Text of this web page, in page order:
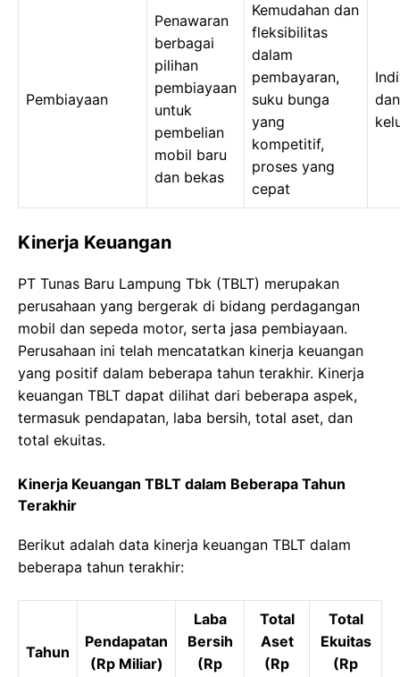
Pembiayaan
Penawaran
berbagai
pilihan
pembiayaan
untuk
pembelian
mobil baru
dan bekas
Kemudahan dan
fleksibilitas
dalam
pembayaran,
suku bunga
yang
kompetitif,
proses yang
cepat
dan
Kinerja Keuangan
PT Tunas Baru Lampung Tbk (TBLT) merupakan
perusahaan yang bergerak di bidang perdagangan
mobil dan sepeda motor, serta jasa pembiayaan.
Perusahaan ini telah mencatatkan kinerja keuangan
yang positif dalam beberapa tahun terakhir. Kinerja
keuangan TBLT dapat dilihat dari beberapa aspek,
termasuk pendapatan, laba bersih, total aset, dan
total ekuitas.
Kinerja Keuangan TBLT dalam Beberapa Tahun
Terakhir
Berikut adalah data kinerja keuangan TBLT dalam
beberapa tahun terakhir:
Tahun
Pendapatan
(Rp Miliar)
Laba
Bersih
(Rp
Total
Aset
(Rp
Total
Ekuitas
(Rp